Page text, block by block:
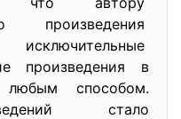
произведения в
способом.
стало